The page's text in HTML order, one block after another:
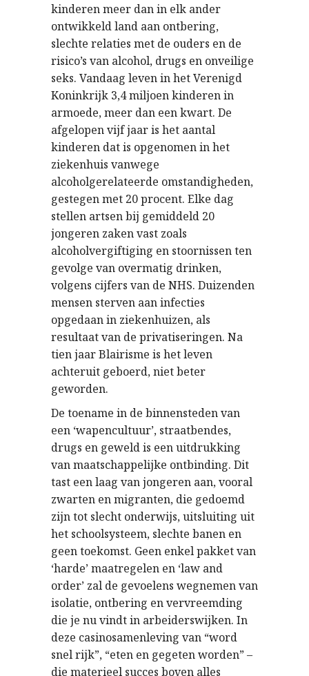
kinderen meer dan in elk ander
ontwikkeld land aan ontbering,
slechte relaties met de ouders en de
risico’s van alcohol, drugs en onveilige
seks. Vandaag leven in het Verenigd
Koninkrijk 3,4 miljoen kinderen in
armoede, meer dan een kwart. De
afgelopen vijf jaar is het aantal
kinderen dat is opgenomen in het
ziekenhuis vanwege
alcoholgerelateerde omstandigheden,
gestegen met 20 procent. Elke dag
stellen artsen bij gemiddeld 20
jongeren zaken vast zoals
alcoholvergiftiging en stoornissen ten
gevolge van overmatig drinken,
volgens cijfers van de NHS. Duizenden
mensen sterven aan infecties
opgedaan in ziekenhuizen, als
resultaat van de privatiseringen. Na
tien jaar Blairisme is het leven
achteruit geboerd, niet beter
geworden.
De toename in de binnensteden van
een ‘wapencultuur’, straatbendes,
drugs en geweld is een uitdrukking
van maatschappelijke ontbinding. Dit
tast een laag van jongeren aan, vooral
zwarten en migranten, die gedoemd
zijn tot slecht onderwijs, uitsluiting uit
het schoolsysteem, slechte banen en
geen toekomst. Geen enkel pakket van
‘harde’ maatregelen en ‘law and
order’ zal de gevoelens wegnemen van
isolatie, ontbering en vervreemding
die je nu vindt in arbeiderswijken. In
deze casinosamenleving van “word
snel rijk”, “eten en gegeten worden” –
die materieel succes boven alles